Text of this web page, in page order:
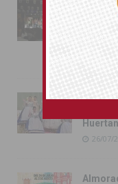
Pilar
40º
31/07/
26/07/